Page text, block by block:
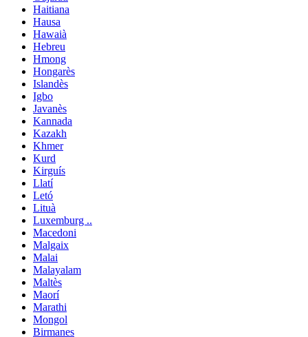
Haitiana
Hausa
Hawaià
Hebreu
Hmong
Hongarès
Islandès
Igbo
Javanès
Kannada
Kazakh
Khmer
Kurd
Kirguís
Llatí
Letó
Lituà
Luxemburg ..
Macedoni
Malgaix
Malai
Malayalam
Maltès
Maorí
Marathi
Mongol
Birmanes